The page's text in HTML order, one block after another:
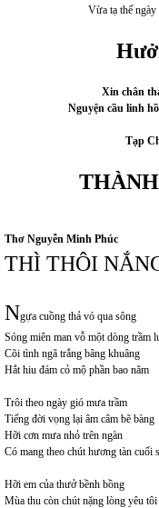
Vừa tạ thế
Xin chân
Nguyện cầu linh
Tạp
Thơ Nguyễn Minh Phúc
THÌ THÔI
Ngựa cuồng thả vó qua sông
Sóng miên man vỗ một dòng trầm
Cõi tình ngã trắng bâng khuâng
Hắt hiu đám cỏ mộ phần bao năm
Trôi theo ngày gió mưa trầm
Tiếng đời vọng lại âm câm bẽ bàng
Hỡi cơn mưa nhỏ trên ngàn
Có mang theo chút hương tàn cuối
Hỡi em của thưở bềnh bồng
Mùa thu còn chút nặng lòng yêu tôi